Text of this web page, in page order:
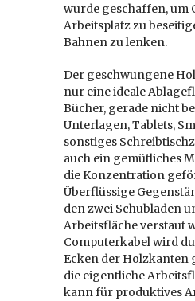
wurde geschaffen, um
Arbeitsplatz zu
Bahnen zu lenken.
Der geschwungene
nur eine ideale
Bücher, gerade nicht
Unterlagen, Tablets,
sonstiges
auch ein gemütliches
die Konzentration
Überflüssige
den zwei Schubladen
Arbeitsfläche verstaut
Computerkabel wird
Ecken der Holzkanten
die eigentliche
kann für produktives